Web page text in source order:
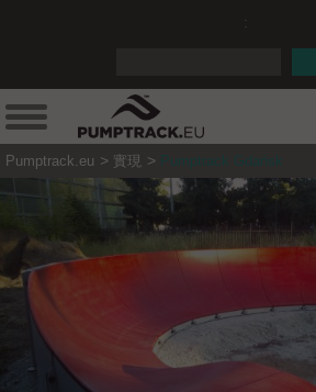
Pumptrack.eu 實現 Pumptrack Gdańsk